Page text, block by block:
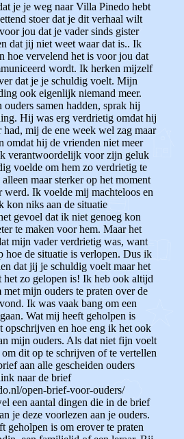
je je weg naar Villa Pinedo hebt
stoer dat je dit verhaal wilt
jou dat je vader sinds gister
dat jij niet weet waar dat is.. Ik
hoe vervelend het is voor jou dat
wordt. Ik herken mijzelf
dat je je schuldig voelt. Mijn
ook eigenlijk niemand meer.
samen hadden, sprak hij
Hij was erg verdrietig omdat hij
mij de ene week wel zag maar
omdat hij de vrienden niet meer
verantwoordelijk voor zijn geluk
voelde om hem zo verdrietig te
maar sterker op het moment
werd. Ik voelde mij machteloos en
kon niks aan de situatie
gevoel dat ik niet genoeg kon
te maken voor hem. Maar het
mijn vader verdrietig was, want
hoe de situatie is verlopen. Dus ik
dat jij je schuldig voelt maar het
zo gelopen is! Ik heb ook altijd
mijn ouders te praten over de
Ik was vaak bang om een
Wat mij heeft geholpen is
opschrijven en hoe eng ik het ook
mijn ouders. Als dat niet fijn voelt
dit op te schrijven of te vertellen
aan alle gescheiden ouders
naar de brief
open-brief-voor-ouders/
een aantal dingen die in de brief
je deze voorlezen aan je ouders.
geholpen is om erover te praten